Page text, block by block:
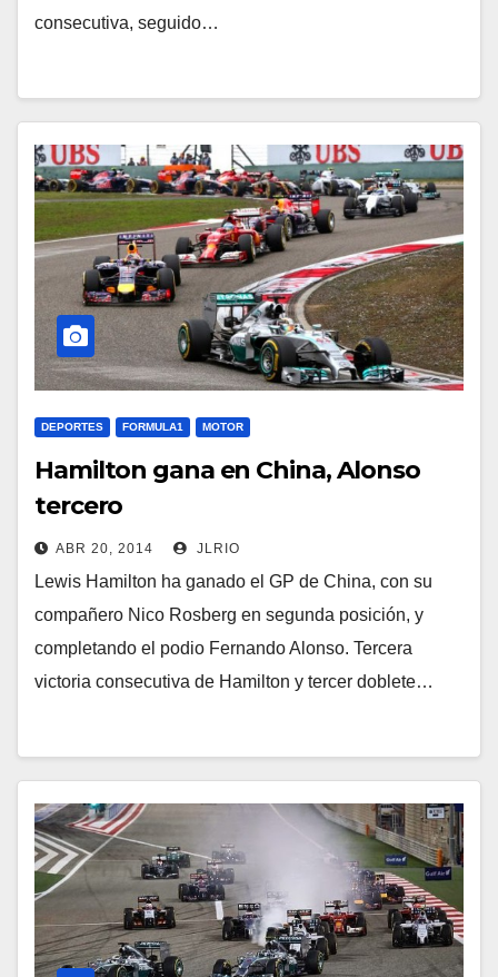
consecutiva, seguido…
DEPORTES FORMULA1 MOTOR
Hamilton gana en China, Alonso
tercero
ABR 20, 2014 JLRIO
Lewis Hamilton ha ganado el GP de China, con su
compañero Nico Rosberg en segunda posición, y
completando el podio Fernando Alonso. Tercera
victoria consecutiva de Hamilton y tercer doblete…